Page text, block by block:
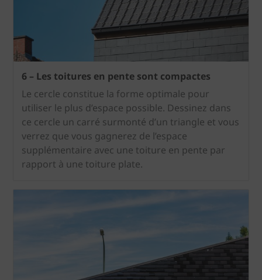
6 – Les toitures en pente sont compactes
Le cercle constitue la forme optimale pour
utiliser le plus d’espace possible. Dessinez dans
ce cercle un carré surmonté d’un triangle et vous
verrez que vous gagnerez de l’espace
supplémentaire avec une toiture en pente par
rapport à une toiture plate.